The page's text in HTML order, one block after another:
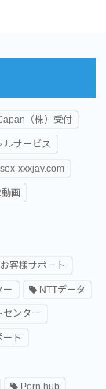
（株）受付
ルサービス
xxxjav.com
画
客様サポート
ー NTTデータ
センター
ート
Porn hub